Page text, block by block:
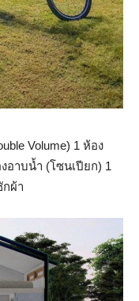
Volume) 1 ห้อง
อาบนํ้า (โซนเปียก) 1
กผ้า